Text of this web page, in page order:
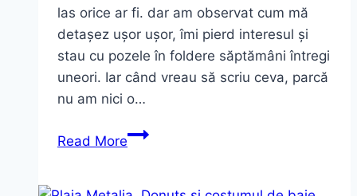
las orice ar fi. dar am observat cum mă
detașez ușor ușor, îmi pierd interesul și
stau cu pozele în foldere săptămâni întregi
uneori. Iar când vreau să scriu ceva, parcă
nu am nici o…
Read MoreIndigo